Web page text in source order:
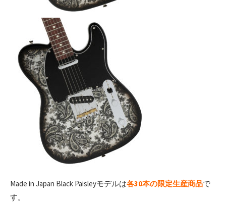
Made in Japan Black Paisleyモデルは各30本の限定生産商品で
す。